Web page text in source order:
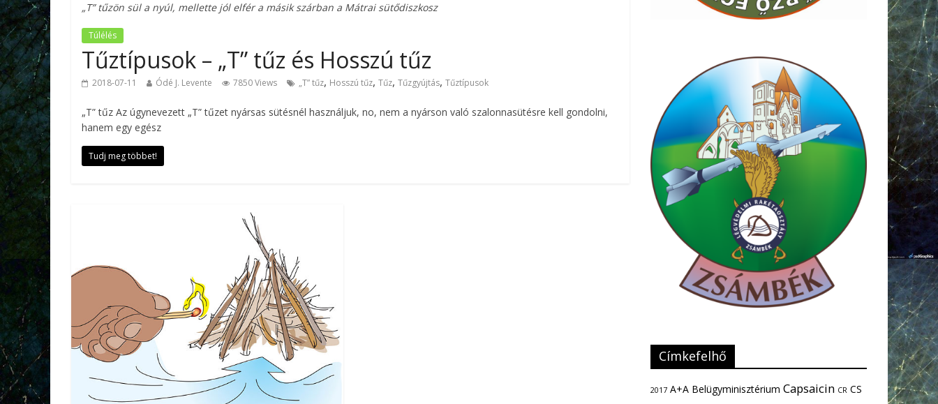
„T” tűzön sül a nyúl, mellette jól elfér a másik szárban a Mátrai sütődiszkosz
Túlélés
Tűztípusok – „T” tűz és Hosszú tűz
2018-07-11 Ódé J. Levente 7850 Views „T” tűz, Hosszú tűz, Tűz, Tűzgyújtás, Tűztípusok
„T” tűz Az úgynevezett „T” tűzet nyársas sütésnél használjuk, no, nem a nyárson való szalonnasütésre kell gondolni,
hanem egy egész
Tudj meg többet!
Címkefelhő
2017 A+A Belügyminisztérium Capsaicin CR CS